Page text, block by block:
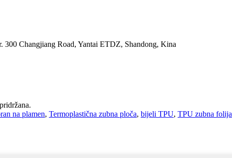
300 Changjiang Road, Yantai ETDZ, Shandong, Kina
na plamen, Termoplastična zubna ploča, bijeli TPU, TPU zubna folija